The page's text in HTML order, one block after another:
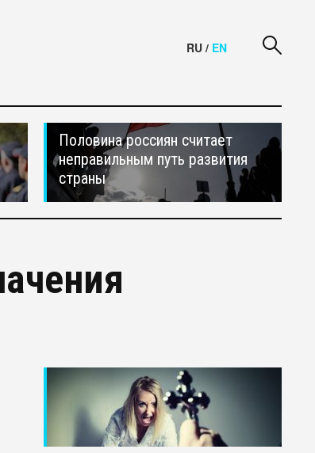
RU / EN
Половина россиян считает
неправильным путь развития
страны